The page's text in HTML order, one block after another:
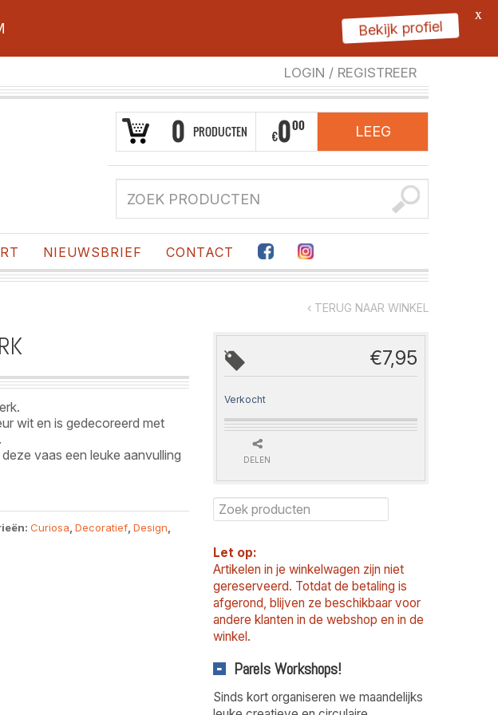
LOGIN / REGISTREER
0 PRODUCTEN €000 LEEG
NIEUWSBRIEF CONTACT
‹ TERUG NAAR WINKEL
wit en is gedecoreerd met
vaas een leuke aanvulling
Curiosa ,Decoratief ,Design
€7,95
Verkocht
DELEN
Let op:
Artikelen in je winkelwagen zijn niet
gereserveerd. Totdat de betaling is
afgerond, blijven ze beschikbaar voor
andere klanten in de webshop en in de
winkel.
Parels Workshops!
Sinds kort organiseren we maandelijks
Bekijk profiel
X